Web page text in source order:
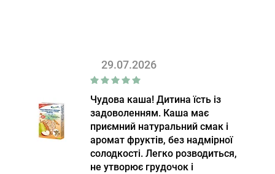
29.07.2026
Чудова каша! Дитина їсть із
задоволенням. Каша має
приємний натуральний смак і
аромат фруктів, без надмірної
солодкості. Легко розводиться,
не утворює грудочок і